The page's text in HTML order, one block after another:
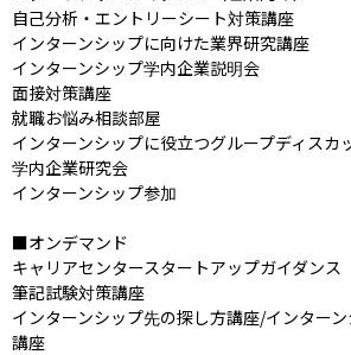
自己分析・エントリーシート対策講座
インターンシップに向けた業界研究講座
インターンシップ学内企業説明会
面接対策講座
就職お悩み相談部屋
インターンシップに役立つグループディスカ
学内企業研究会
インターンシップ参加
■オンデマンド
キャリアセンタースタートアップガイダンス
筆記試験対策講座
インターンシップ先の探し方講座/インター
講座